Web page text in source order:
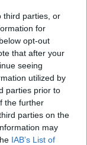
third parties, or
for
opt-out
that after your
seeing
utilized by
parties prior to
the further
parties on the
may
IAB’s List of